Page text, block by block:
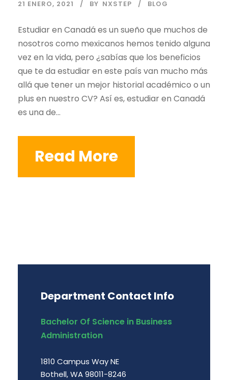
21 ENERO, 2021 BY NXSTEP BLOG
Estudiar en Canadá es un sueño que muchos de
nosotros como mexicanos hemos tenido alguna
vez en la vida, pero ¿sabías que los beneficios
que te da estudiar en este país van mucho más
allá que tener un mejor historial académico o un
plus en nuestro CV? Así es, estudiar en Canadá
es una de...
Read More
Department Contact Info
Bachelor Of Science in Business
Administration
1810 Campus Way NE
Bothell, WA 98011-8246